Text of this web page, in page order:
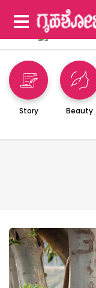
Story Beauty